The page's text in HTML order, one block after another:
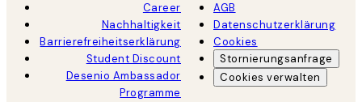
Career
Nachhaltigkeit
Barrierefreiheitserklärung
Student Discount
Desenio Ambassador
Programme
AGB
Datenschutzerklärung
Cookies
Stornierungsanfrage
Cookies verwalten